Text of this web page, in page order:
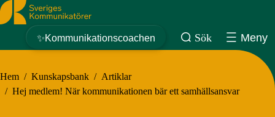
Sveriges Kommunikatörer
✨Kommunikationscoachen Sök Meny
Hem / Kunskapsbank / Artiklar
/ Hej medlem! När kommunikationen bär ett samhällsansvar